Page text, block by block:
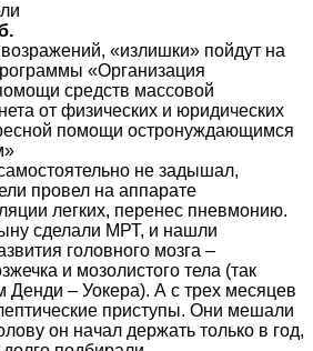
«излишки» пойдут на
«Организация
средств массовой
от физических и юридических
помощи остронуждающимся
не задышал,
провел на аппарате
легких, перенес пневмонию.
сделали МРТ, и нашли
головного мозга –
и мозолистого тела (так
– Уокера). А с трех месяцев
приступы. Они мешали
он начал держать только в год,